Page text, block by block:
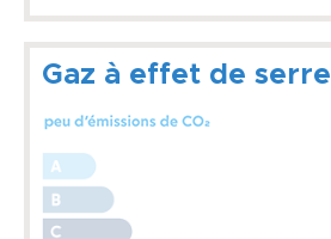
Gaz à effet de serre